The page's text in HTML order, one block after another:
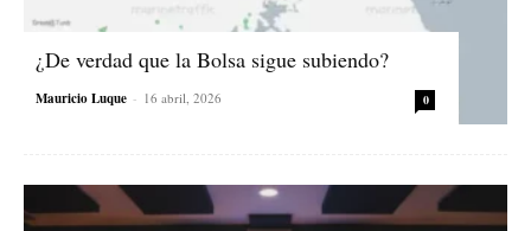
¿De verdad que la Bolsa sigue subiendo?
Mauricio Luque - 16 abril, 2026 0